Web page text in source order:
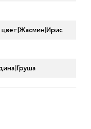
цвет|Жасмин|Ирис